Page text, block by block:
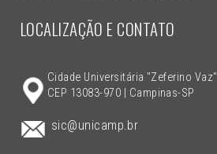
LOCALIZAÇÃO E CONTATO
Cidade Universitária "Zeferino Vaz"
CEP 13083-970 | Campinas-SP
sic@unicamp.br